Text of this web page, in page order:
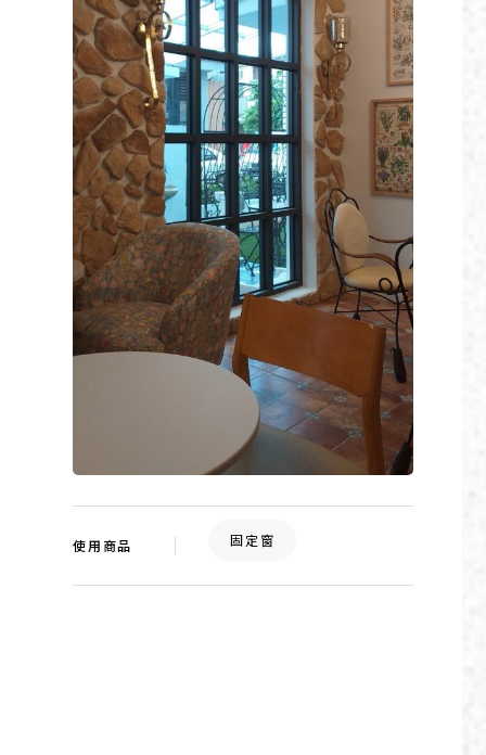
使用商品 固定窗